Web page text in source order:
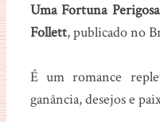
Uma Fortuna
Follett, publicado no
É um romance
ganância, desejos e